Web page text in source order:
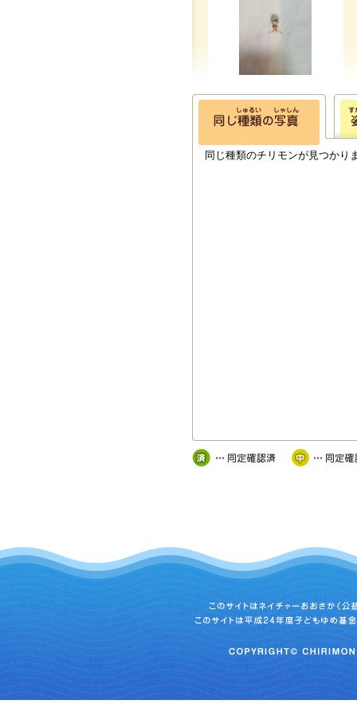
同じ種類のチリモンが見つかり